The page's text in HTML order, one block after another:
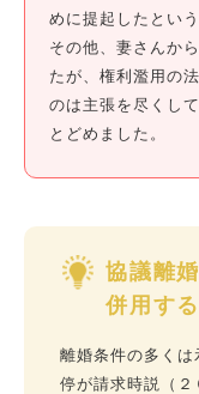
めに提起したとい
その他、妻さんか
たが、権利濫用の
のは主張を尽くし
とどめました。
協議離
併用す
離婚条件の多く
停が請求時説（